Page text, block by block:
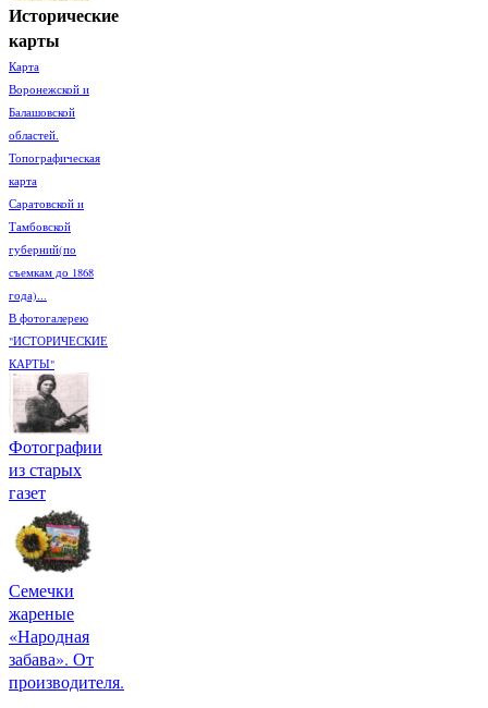
Исторические
карты
Карта
Воронежской и
Балашовской
областей.
Топографическая
карта
Саратовской и
Тамбовской
губерний(по
съемкам до 1868
года)...
В фотогалерею
"ИСТОРИЧЕСКИЕ
КАРТЫ"
Фотографии
из старых
газет
Семечки
жареные
«Народная
забава». От
производителя.